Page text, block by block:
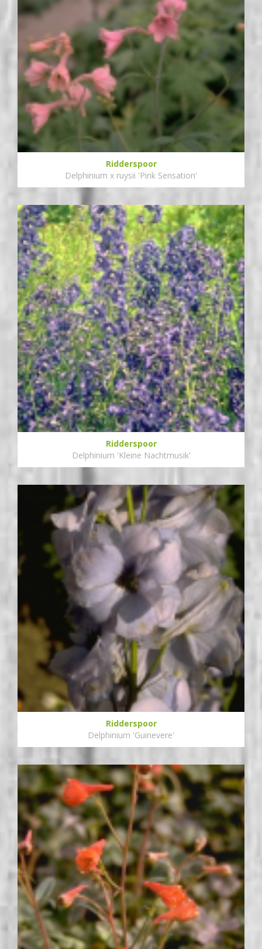
Ridderspoor
Delphinium x ruysii 'Pink Sensation'
Ridderspoor
Delphinium 'Kleine Nachtmusik'
Ridderspoor
Delphinium 'Guinevere'